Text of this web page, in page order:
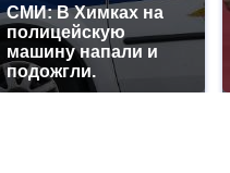
СМИ: В Химках на
полицейскую
машину напали и
подожгли.